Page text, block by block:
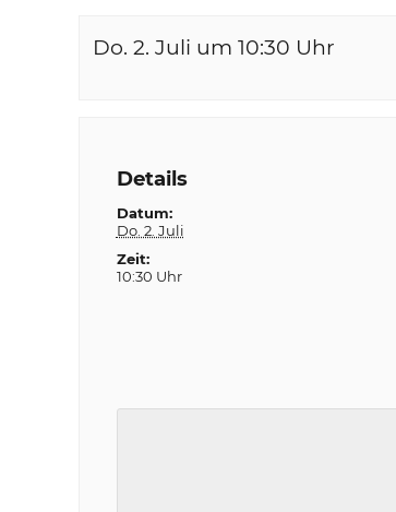
Do. 2. Juli um 10:30 Uhr
Details
Datum:
Do. 2. Juli
Zeit:
10:30 Uhr